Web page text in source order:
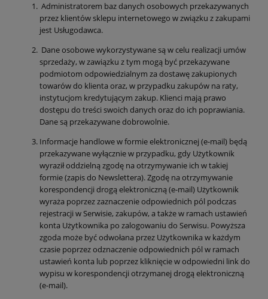
Administratorem baz danych osobowych przekazywanych
przez klientów sklepu internetowego w związku z zakupami
jest Usługodawca.
Dane osobowe wykorzystywane są w celu realizacji umów
sprzedaży, w zawiązku z tym mogą być przekazywane
podmiotom odpowiedzialnym za dostawę zakupionych
towarów do klienta oraz, w przypadku zakupów na raty,
instytucjom kredytującym zakup. Klienci mają prawo
dostępu do treści swoich danych oraz do ich poprawiania.
Dane są przekazywane dobrowolnie.
Informacje handlowe w formie elektronicznej (e-mail) będą
przekazywane wyłącznie w przypadku, gdy Użytkownik
wyraził oddzielną zgodę na otrzymywanie ich w takiej
formie (zapis do Newslettera). Zgodę na otrzymywanie
korespondencji drogą elektroniczną (e-mail) Użytkownik
wyraża poprzez zaznaczenie odpowiednich pól podczas
rejestracji w Serwisie, zakupów, a także w ramach ustawień
konta Użytkownika po zalogowaniu do Serwisu. Powyższa
zgoda może być odwołana przez Użytkownika w każdym
czasie poprzez odznaczenie odpowiednich pól w ramach
ustawień konta lub poprzez kliknięcie w odpowiedni link do
wypisu w korespondencji otrzymanej drogą elektroniczną
(e-mail).